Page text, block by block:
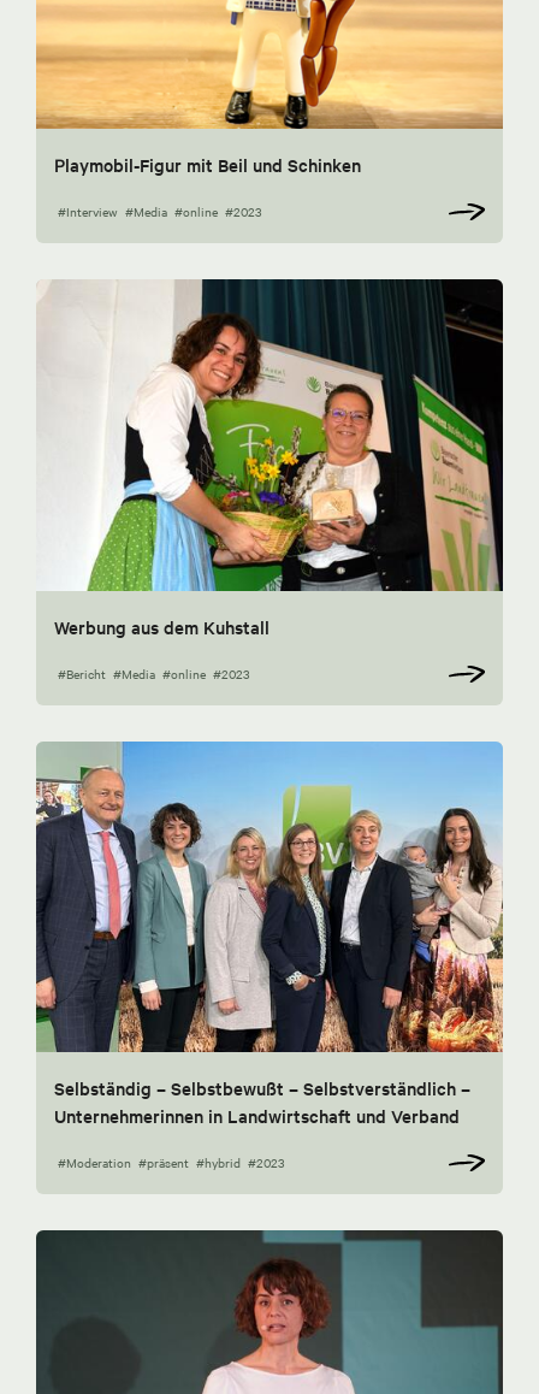
Playmobil-Figur mit Beil und Schinken
#Interview #Media #online #2023
Werbung aus dem Kuhstall
#Bericht #Media #online #2023
Selbständig – Selbstbewußt – Selbstverständlich –
Unternehmerinnen in Landwirtschaft und Verband
#Moderation #präsent #hybrid #2023